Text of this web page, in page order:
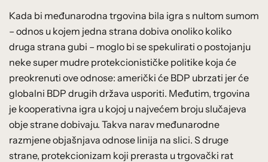
Kada bi međunarodna trgovina bila igra s nultom sumom
– odnos u kojem jedna strana dobiva onoliko koliko
druga strana gubi – moglo bi se spekulirati o postojanju
neke super mudre protekcionističke politike koja će
preokrenuti ove odnose: američki će BDP ubrzati jer će
globalni BDP drugih država usporiti. Međutim, trgovina
je kooperativna igra u kojoj u najvećem broju slučajeva
obje strane dobivaju. Takva narav međunarodne
razmjene objašnjava odnose linija na slici. S druge
strane, protekcionizam koji prerasta u trgovački rat